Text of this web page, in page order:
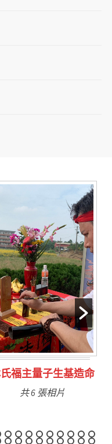
台南永康風水鑑定
共 9 張相片